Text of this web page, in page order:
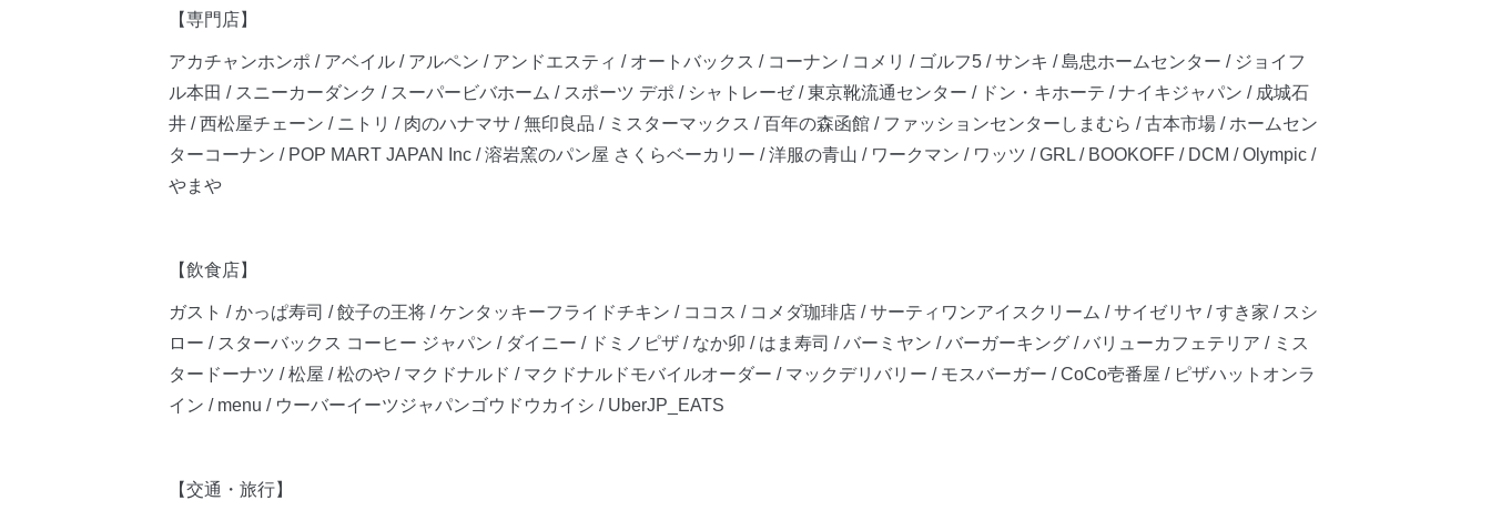
【専門店】
アカチャンホンポ / アベイル / アルペン / アンドエスティ / オートバックス / コーナン / コメリ / ゴルフ5 / サンキ / 島忠ホームセンター / ジョイフ
ル本田 / スニーカーダンク / スーパービバホーム / スポーツ デポ / シャトレーゼ / 東京靴流通センター / ドン・キホーテ / ナイキジャパン / 成城石
井 / 西松屋チェーン / ニトリ / 肉のハナマサ / 無印良品 / ミスターマックス / 百年の森函館 / ファッションセンターしまむら / 古本市場 / ホームセン
ターコーナン / POP MART JAPAN Inc / 溶岩窯のパン屋 さくらベーカリー / 洋服の青山 / ワークマン / ワッツ / GRL / BOOKOFF / DCM / Olympic /
やまや
【飲食店】
ガスト / かっぱ寿司 / 餃子の王将 / ケンタッキーフライドチキン / ココス / コメダ珈琲店 / サーティワンアイスクリーム / サイゼリヤ / すき家 / スシ
ロー / スターバックス コーヒー ジャパン / ダイニー / ドミノピザ / なか卯 / はま寿司 / バーミヤン / バーガーキング / バリューカフェテリア / ミス
タードーナツ / 松屋 / 松のや / マクドナルド / マクドナルドモバイルオーダー / マックデリバリー / モスバーガー / CoCo壱番屋 / ピザハットオンラ
イン / menu / ウーバーイーツジャパンゴウドウカイシ / UberJP_EATS
【交通・旅行】